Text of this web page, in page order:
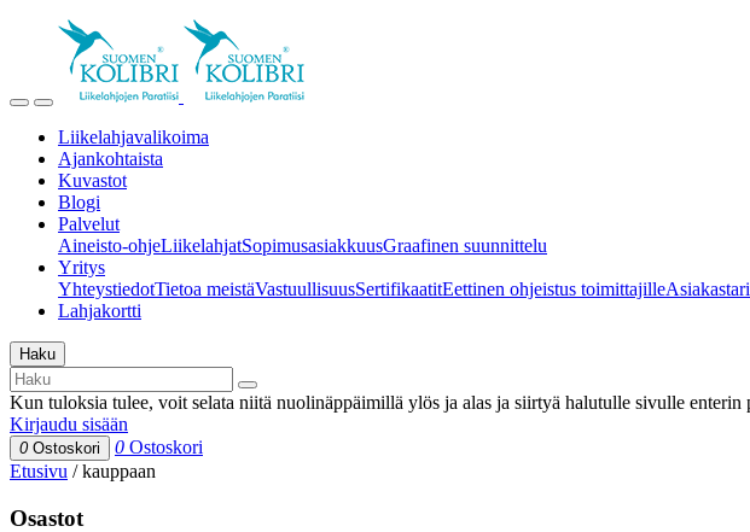
Liikelahjavalikoima
Ajankohtaista
Kuvastot
Blogi
Palvelut
Aineisto-ohjeLiikelahjatSopimusasiakkuusGraafinen suunnittelu
Yritys
YhteystiedotTietoa meistäVastuullisuusSertifikaatitEettinen ohjeistus toimittajille
Lahjakortti
Haku
Kun tuloksia tulee, voit selata niitä nuolinäppäimillä ylös ja alas ja siirtyä halutulle sivulle
Kirjaudu sisään
0 Ostoskori 0 Ostoskori
Etusivu /kauppaan
Osastot